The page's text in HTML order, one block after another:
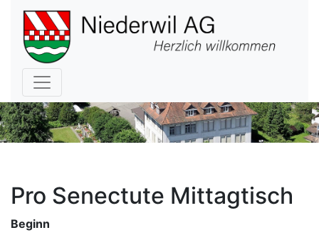
Hauptnavigation
Pro Senectute Mittagtisch
Beginn